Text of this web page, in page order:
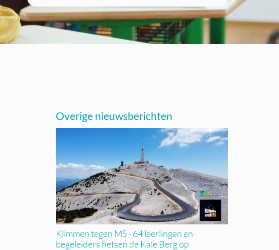
Overige nieuwsberichten
Klimmen tegen MS - 64 leerlingen en
begeleiders fietsen de Kale Berg op